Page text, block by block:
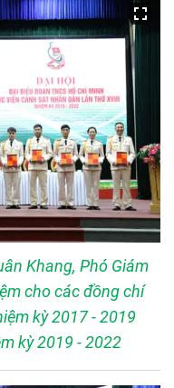
Khang, Phó Giám
cho các đồng chí
kỳ 2017 - 2019
kỳ 2019 - 2022